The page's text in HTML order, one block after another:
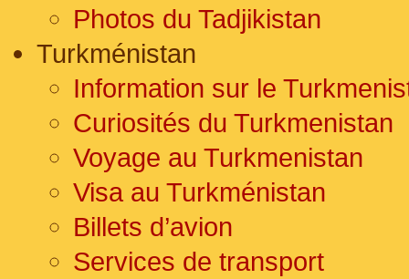
Photos du Tadjikistan
Turkménistan
Information sur le
Curiosités du Turkmenistan
Voyage au Turkmenistan
Visa au Turkménistan
Billets d’avion
Services de transport